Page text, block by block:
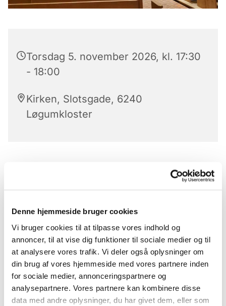
Denne hjemmeside bruger cookies
Vi bruger cookies til at tilpasse vores indhold og
annoncer, til at vise dig funktioner til sociale medier og til
at analysere vores trafik. Vi deler også oplysninger om
din brug af vores hjemmeside med vores partnere inden
for sociale medier, annonceringspartnere og
analysepartnere. Vores partnere kan kombinere disse
data med andre oplysninger, du har givet dem, eller som
Torsdag 5. november 2026, kl. 17:30
- 18:00
Kirken, Slotsgade, 6240
Løgumkloster
Klokkeringning
præludium
Salme
læsning
Bøn
Salme